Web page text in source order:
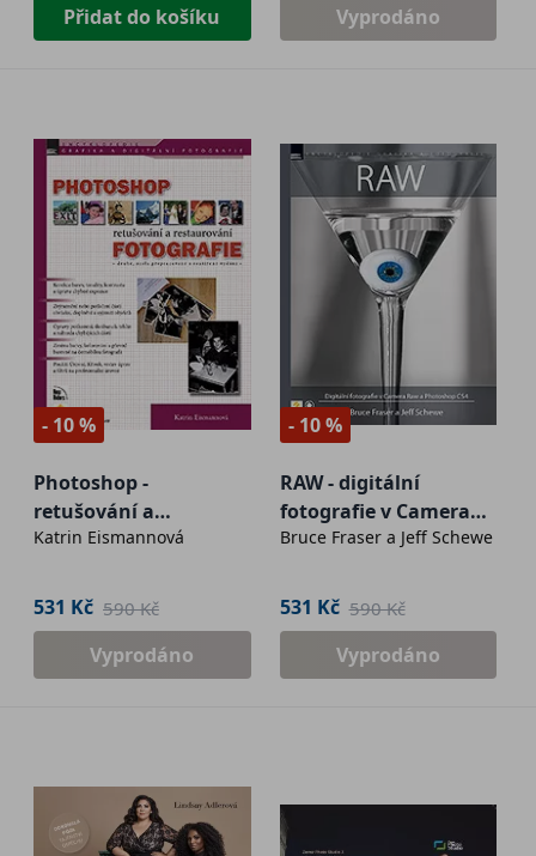
Přidat do košíku Vyprodáno
- 10 %
Photoshop -
retušování a
restaurování
Katrin Eismannová
531 Kč 590 Kč
Vyprodáno
- 10 %
RAW - digitální
fotografie v Camera
Raw a Photoshop CS4
Bruce Fraser a Jeff Schewe
531 Kč 590 Kč
Vyprodáno